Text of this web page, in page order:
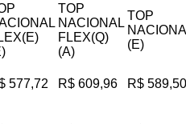
TOP
NACIONAL
FLEX(Q)
(A)
TOP
(E)
577,72 R$ 609,96 R$ 589,50